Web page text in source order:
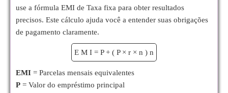
use a fórmula EMI de Taxa fixa para obter resultados
precisos. Este cálculo ajuda você a entender suas obrigações
de pagamento claramente.
E M I = P + ( P × r × n ) n
EMI = Parcelas mensais equivalentes
P = Valor do empréstimo principal